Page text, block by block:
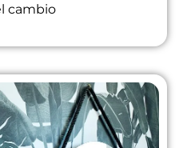
cambio